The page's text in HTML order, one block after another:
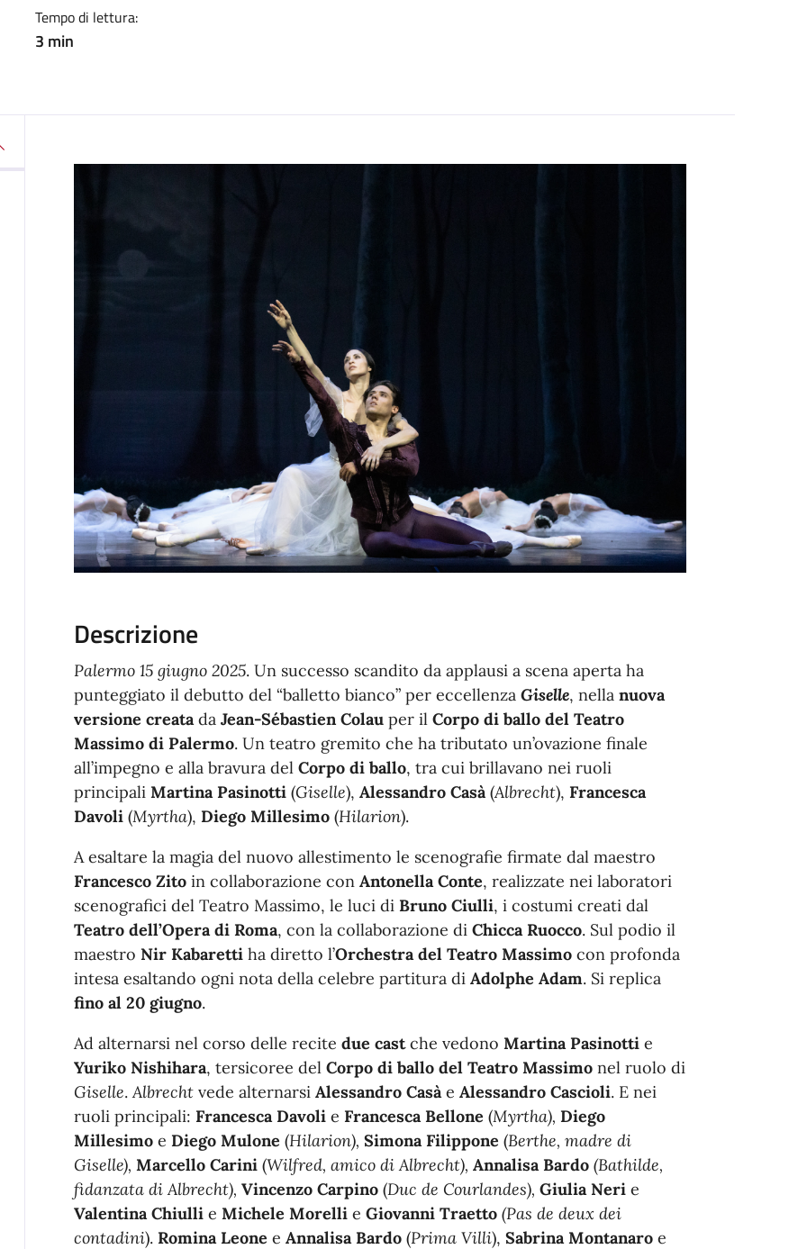
Tempo di lettura:
3 min
Descrizione
Palermo 15 giugno 2025. Un successo scandito da applausi a scena aperta ha
punteggiato il debutto del “balletto bianco” per eccellenza Giselle, nella nuova
versione creata da Jean-Sébastien Colauper il Corpo di ballo del Teatro
Massimo di Palermo. Un teatro gremito che ha tributato un’ovazione finale
all’impegno e alla bravura del Corpo di ballo, tra cui brillavano nei ruoli
principali Martina Pasinotti(Giselle), Alessandro Casà(Albrecht), Francesca
Davoli(Myrtha), Diego Millesimo(Hilarion).
A esaltare la magia del nuovo allestimento le scenografie firmate dal maestro
Francesco Zitoin collaborazione con Antonella Conte, realizzate nei laboratori
scenografici del Teatro Massimo, le luci di Bruno Ciulli, i costumi creati dal
Teatro dell’Opera di Roma, con la collaborazione di Chicca Ruocco. Sul podio il
maestro Nir Kabaretti ha diretto l’Orchestra del Teatro Massimo con profonda
intesa esaltando ogni nota della celebre partitura di Adolphe Adam. Si replica
fino al 20 giugno.
Ad alternarsi nel corso delle recite due castche vedono Martina Pasinottie
Yuriko Nishihara, tersicoree del Corpo di ballo del Teatro Massimonel ruolo di
Giselle. Albrechtvede alternarsi Alessandro Casàe Alessandro Cascioli. E nei
ruoli principali: Francesca Davolie Francesca Bellone (Myrtha), Diego
Millesimoe Diego Mulone (Hilarion), Simona Filippone (Berthe, madre di
Giselle), Marcello Carini (Wilfred, amico di Albrecht), Annalisa Bardo (Bathilde,
fidanzata di Albrecht), Vincenzo Carpino (Duc de Courlandes), Giulia Nerie
Valentina Chiullie Michele Morellie Giovanni Traetto (Pas de deux dei
contadini). Romina Leone e Annalisa Bardo(Prima Villi), Sabrina Montanaroe